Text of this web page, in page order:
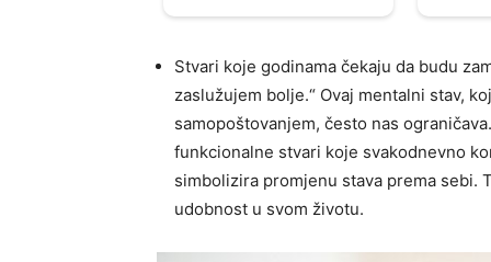
Stvari koje godinama čekaju da budu
zaslužujem bolje.“ Ovaj mentalni stav,
samopoštovanjem, često nas
funkcionalne stvari koje svakodnevno
simbolizira promjenu stava prema sebi.
udobnost u svom životu.